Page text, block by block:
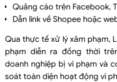
Quảng cáo trên Facebook,
Dẫn link về Shopee hoặc
Qua thực tế xử lý xâm phạm,
phạm diễn ra đồng thời
doanh nghiệp bị vi phạm và
soát toàn diện hoạt động vi